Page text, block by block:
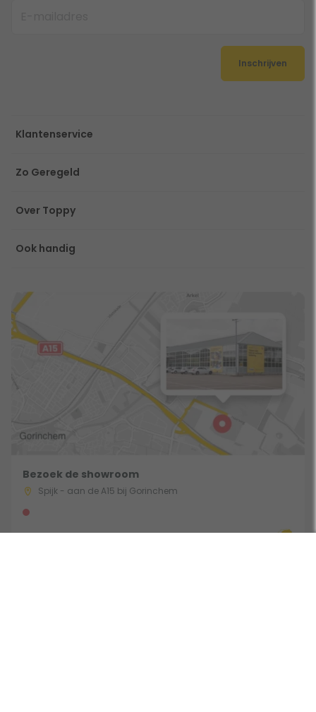
Inschrijven
Klantenservice
Zo Geregeld
Over Toppy
Ook handig
Bezoek de showroom
Spijk - aan de A15 bij Gorinchem